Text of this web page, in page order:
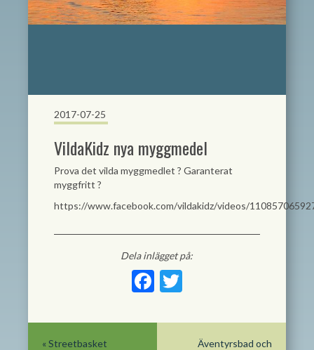
2017-07-25
VildaKidz nya myggmedel
Prova det vilda myggmedlet ? Garanterat
myggfritt ?
https://www.facebook.com/vildakidz/videos/
Dela inlägget på:
Facebook
Twitter
Äventyrsbad och
« Streetbasket